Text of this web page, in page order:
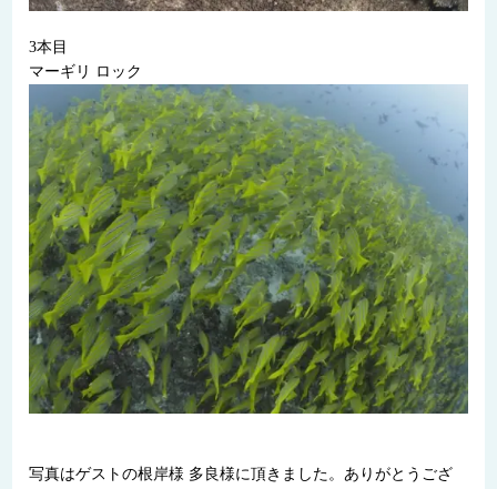
3本目
マーギリ ロック
写真はゲストの根岸様 多良様に頂きました。ありがとうござ